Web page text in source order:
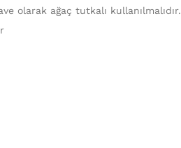
olarak ağaç tutkalı kullanılmalıdır.